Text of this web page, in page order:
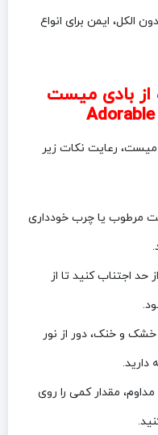
الکل، ایمن برای انواع
از بادی میست
میست، رعایت نکات زیر
مرطوب یا چرب خودداری
حد اجتناب کنید تا از
و خنک، دور از نور
دارید.
مداوم، مقدار کمی را روی